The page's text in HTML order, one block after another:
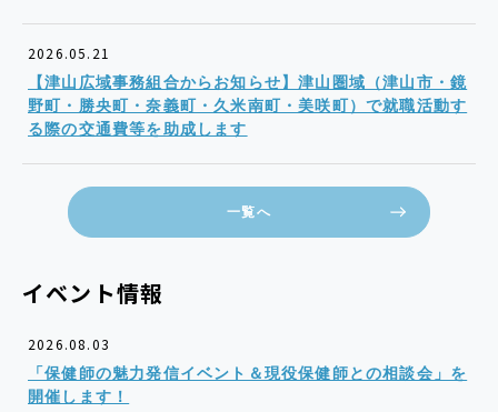
2026.05.21
【津山広域事務組合からお知らせ】津山圏域（津山市・鏡
野町・勝央町・奈義町・久米南町・美咲町）で就職活動す
る際の交通費等を助成します
一覧へ
イベント情報
2026.08.03
「保健師の魅力発信イベント＆現役保健師との相談会」を
開催します！